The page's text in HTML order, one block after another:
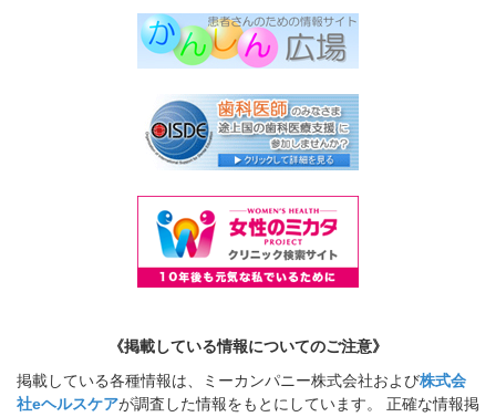
《掲載している情報についてのご注意》
掲載している各種情報は、ミーカンパニー株式会社および株式会
社eヘルスケアが調査した情報をもとにしています。 正確な情報掲